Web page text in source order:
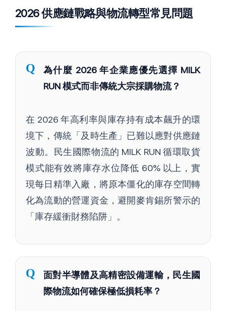
2026 供應鏈戰略與物流轉型常見問題
Q
為什麼 2026 年企業應優先選擇 MILK
RUN 模式而非傳統大宗採購物流？
在 2026 年高利率與庫存持有成本飆升的環
境下，傳統「及時生產」已難以應對供應鏈
波動。民生國際物流的 MILK RUN 循環取貨
模式能有效將庫存水位降低 60% 以上，實
現每日精準入廠，將原本僵化的庫存空間轉
化為流動的營運資金，避開麥肯錫所警示的
「庫存緩衝財務陷阱」。
Q
面對半導體及高精密設備運輸，民生國
際物流如何確保極低損耗率？